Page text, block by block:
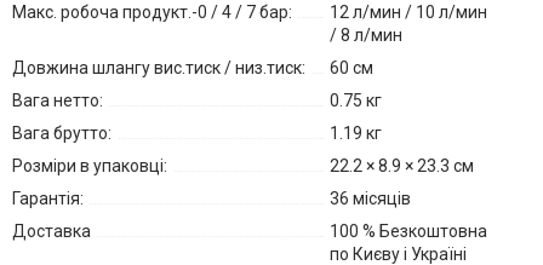
Макс. робоча продукт.-0 / 4 / 7 бар:
12 л/мин / 10 л/мин
/ 8 л/мин
Довжина шлангу вис.тиск / низ.тиск:
60 см
Вага нетто:
0.75 кг
Вага брутто:
1.19 кг
Розміри в упаковці:
22.2 × 8.9 × 23.3 см
Гарантія:
36 місяців
Доставка
100 % Безкоштовна
по Києву і Україні